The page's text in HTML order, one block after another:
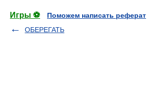
Игры ⚽
Поможем написать реферат
ОБЕРЕГАТЬ